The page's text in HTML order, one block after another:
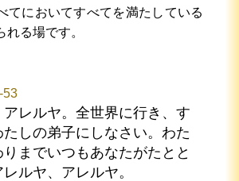
てにおいてすべてを満たしている
る場です。
53
アレルヤ。全世界に行き、す
しの弟子にしなさい。わた
りまでいつもあなたがたとと
ルヤ、アレルヤ。